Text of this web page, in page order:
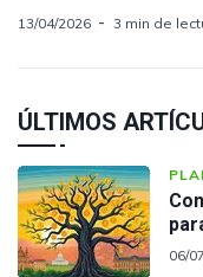
13/04/2026 3 min de
ÚLTIMOS
06/